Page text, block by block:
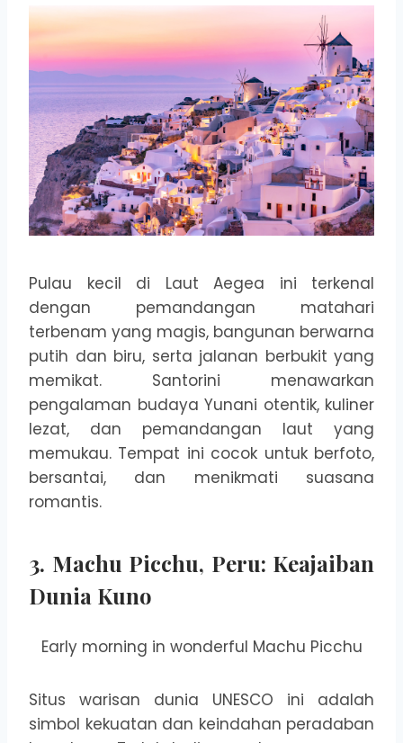
Pulau kecil di Laut Aegea ini terkenal
dengan pemandangan matahari
terbenam yang magis, bangunan berwarna
putih dan biru, serta jalanan berbukit yang
memikat. Santorini menawarkan
pengalaman budaya Yunani otentik, kuliner
lezat, dan pemandangan laut yang
memukau. Tempat ini cocok untuk berfoto,
bersantai, dan menikmati suasana
romantis.
3. Machu Picchu, Peru: Keajaiban
Dunia Kuno
Early morning in wonderful Machu Picchu
Situs warisan dunia UNESCO ini adalah
simbol kekuatan dan keindahan peradaban